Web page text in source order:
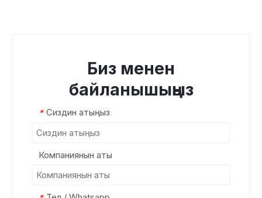
Биз менен
байланышыңыз
* Сиздин атыңыз
Компаниянын аты